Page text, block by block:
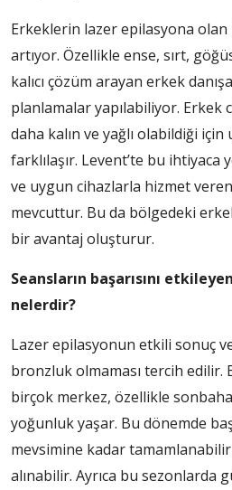
Erkeklerin lazer epilasyona
artıyor. Özellikle ense, sırt,
kalıcı çözüm arayan erkek
planlamalar yapılabiliyor. Erkek
daha kalın ve yağlı olabildiği
farklılaşır. Levent’te bu
ve uygun cihazlarla hizmet
mevcuttur. Bu da bölgedeki
bir avantaj oluşturur.
Seansların başarısını
nelerdir?
Lazer epilasyonun etkili sonuç
bronzluk olmaması tercih edilir.
birçok merkez, özellikle
yoğunluk yaşar. Bu dönemde
mevsimine kadar
alınabilir. Ayrıca bu sezonlarda